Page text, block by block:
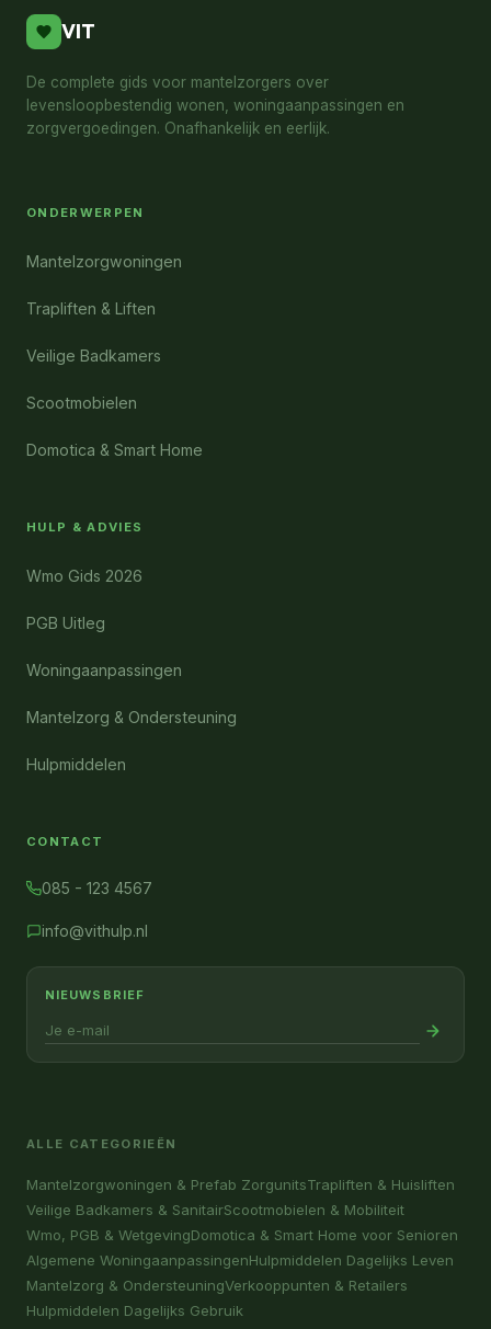
VIT
De complete gids voor mantelzorgers over
levensloopbestendig wonen, woningaanpassingen en
zorgvergoedingen. Onafhankelijk en eerlijk.
ONDERWERPEN
Mantelzorgwoningen
Trapliften & Liften
Veilige Badkamers
Scootmobielen
Domotica & Smart Home
HULP & ADVIES
Wmo Gids 2026
PGB Uitleg
Woningaanpassingen
Mantelzorg & Ondersteuning
Hulpmiddelen
CONTACT
085 - 123 4567
info@vithulp.nl
NIEUWSBRIEF
ALLE CATEGORIEËN
Mantelzorgwoningen & Prefab ZorgunitsTrapliften & Huisliften
Veilige Badkamers & SanitairScootmobielen & Mobiliteit
Wmo, PGB & WetgevingDomotica & Smart Home voor Senioren
Algemene WoningaanpassingenHulpmiddelen Dagelijks Leven
Mantelzorg & OndersteuningVerkooppunten & Retailers
Hulpmiddelen Dagelijks Gebruik